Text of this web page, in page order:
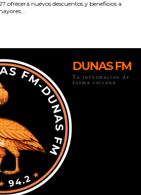
DUNAS FM
Tu informacion de
forma cercana